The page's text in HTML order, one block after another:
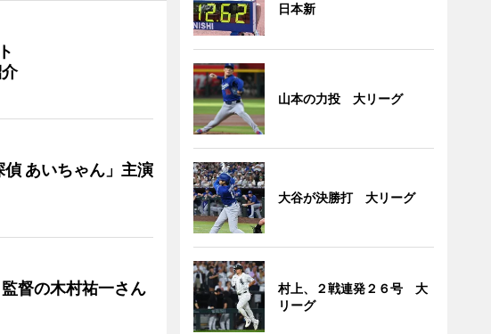
偵 あいちゃん」主演
督の木村祐一さん
日本新
山本の力投 大リーグ
大谷が決勝打 大リーグ
村上、２戦連発２６号 大
リーグ